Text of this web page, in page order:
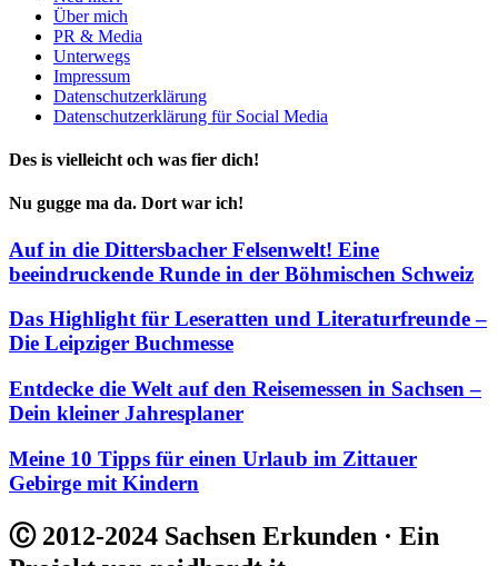
Über mich
PR & Media
Unterwegs
Impressum
Datenschutzerklärung
Datenschutzerklärung für Social Media
Des is vielleicht och was fier dich!
Nu gugge ma da. Dort war ich!
Auf in die Dittersbacher Felsenwelt! Eine
beeindruckende Runde in der Böhmischen Schweiz
Das Highlight für Leseratten und Literaturfreunde –
Die Leipziger Buchmesse
Entdecke die Welt auf den Reisemessen in Sachsen –
Dein kleiner Jahresplaner
Meine 10 Tipps für einen Urlaub im Zittauer
Gebirge mit Kindern
Ⓒ 2012-2024 Sachsen Erkunden · Ein